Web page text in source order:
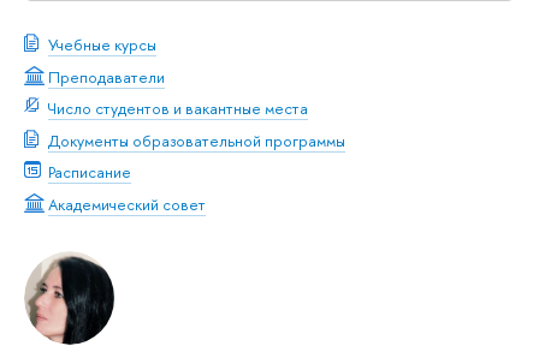
Учебные курсы
Преподаватели
Число студентов и вакантные места
Документы образовательной программы
Расписание
Академический совет